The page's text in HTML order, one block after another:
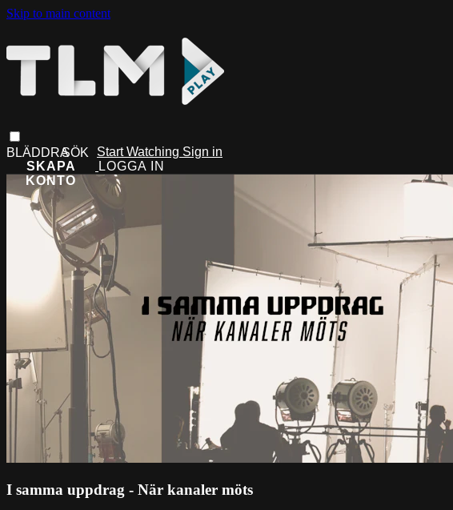
Skip to main content
Start Watching Sign in
I samma uppdrag - När kanaler möts